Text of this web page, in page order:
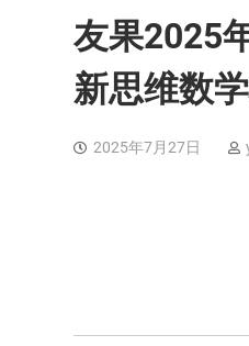
友果2025
新思维数
2025年7月27日